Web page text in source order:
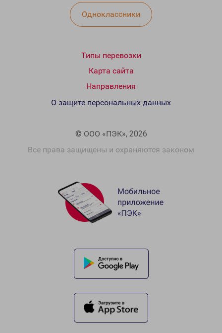
Одноклассники
Типы перевозки
Карта сайта
Направления
© ООО «ПЭК», 2026
Все права защищены и охраняются законом
О защите персональных данных